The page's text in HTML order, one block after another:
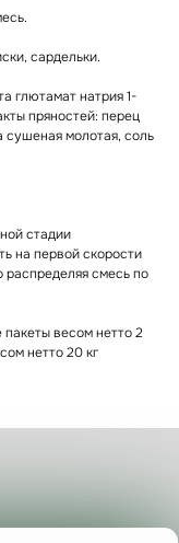
сардельки.
глютамат натрия 1-
пряностей: перец
сушеная молотая, соль
стадии
на первой скорости
смесь по
весом нетто 2
нетто 20 кг